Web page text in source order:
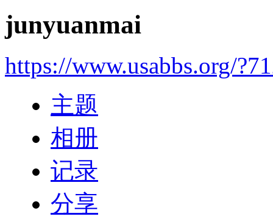
junyuanmai
https://www.usabbs.org/
主题
相册
记录
分享